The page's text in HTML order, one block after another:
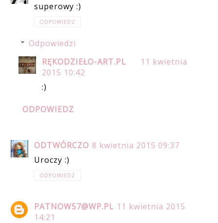
superowy :)
ODPOWIEDZ
Odpowiedzi
RĘKODZIEŁO-ART.PL
11 kwietnia
2015 10:42
:)
ODPOWIEDZ
ODTWÓRCZO 8 kwietnia 2015 09:37
Uroczy :)
ODPOWIEDZ
PATNOW57@WP.PL 11 kwietnia 2015
14:21